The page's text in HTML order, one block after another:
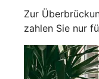
Zur
zahlen Sie nur